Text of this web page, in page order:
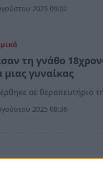
2025 09:02
τη γνάθο
μιας γυναίκας
σε θεραπευτήριο
2025 08:36